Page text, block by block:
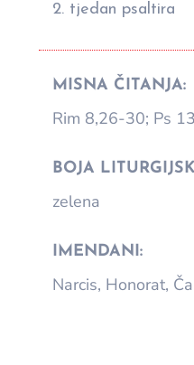
2. tjedan psaltira
MISNA ČITANJA:
Rim 8,26-30; Ps
BOJA
zelena
IMENDANI:
Narcis, Honorat,